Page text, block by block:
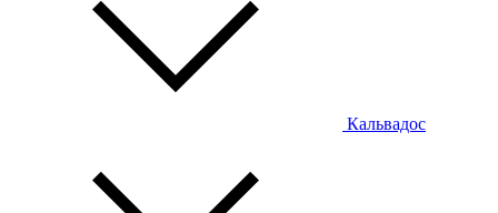
Кальвадос